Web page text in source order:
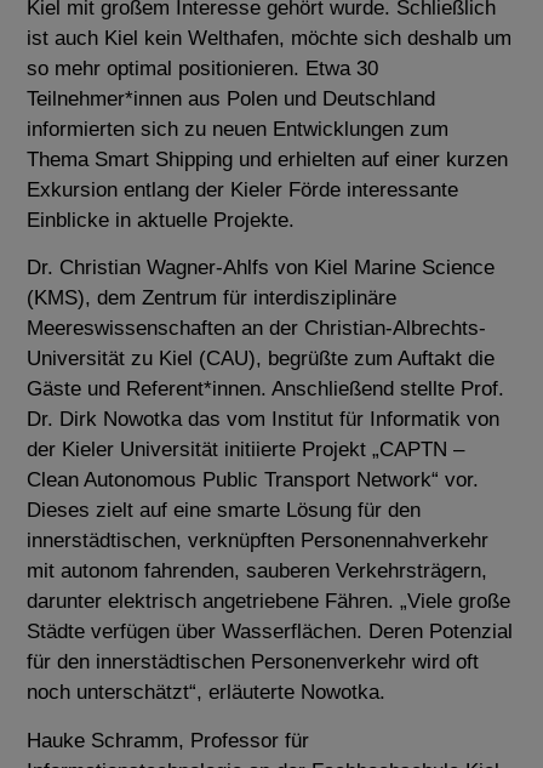
Kiel mit großem Interesse gehört wurde. Schließlich
ist auch Kiel kein Welthafen, möchte sich deshalb um
so mehr optimal positionieren. Etwa 30
Teilnehmer*innen aus Polen und Deutschland
informierten sich zu neuen Entwicklungen zum
Thema Smart Shipping und erhielten auf einer kurzen
Exkursion entlang der Kieler Förde interessante
Einblicke in aktuelle Projekte.
Dr. Christian Wagner-Ahlfs von Kiel Marine Science
(KMS), dem Zentrum für interdisziplinäre
Meereswissenschaften an der Christian-Albrechts-
Universität zu Kiel (CAU), begrüßte zum Auftakt die
Gäste und Referent*innen. Anschließend stellte Prof.
Dr. Dirk Nowotka das vom Institut für Informatik von
der Kieler Universität initiierte Projekt „CAPTN –
Clean Autonomous Public Transport Network“ vor.
Dieses zielt auf eine smarte Lösung für den
innerstädtischen, verknüpften Personennahverkehr
mit autonom fahrenden, sauberen Verkehrsträgern,
darunter elektrisch angetriebene Fähren. „Viele große
Städte verfügen über Wasserflächen. Deren Potenzial
für den innerstädtischen Personenverkehr wird oft
noch unterschätzt“, erläuterte Nowotka.
Hauke Schramm, Professor für